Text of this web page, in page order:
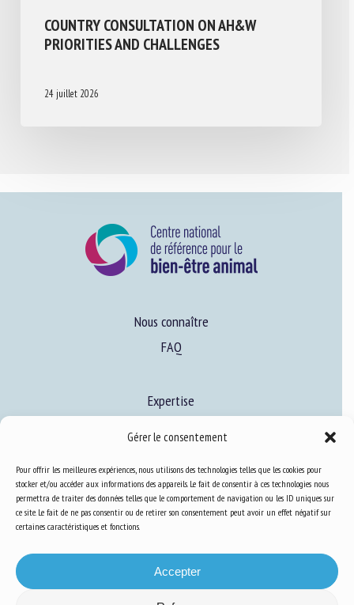
Gérer le consentement
Pour offrir les meilleures expériences, nous utilisons des technologies telles que les cookies pour
stocker et/ou accéder aux informations des appareils. Le fait de consentir à ces technologies nous
permettra de traiter des données telles que le comportement de navigation ou les ID uniques sur
ce site. Le fait de ne pas consentir ou de retirer son consentement peut avoir un effet négatif sur
certaines caractéristiques et fonctions.
Accepter
COUNTRY CONSULTATION ON AH&W
PRIORITIES AND CHALLENGES
24 juillet 2026
Nous connaître
FAQ
Expertise
Ressources